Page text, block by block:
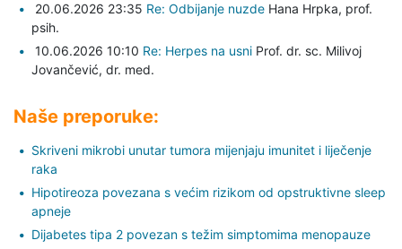
20.06.2026 23:35 Re: Odbijanje nuzde Hana Hrpka, prof.
psih.
10.06.2026 10:10 Re: Herpes na usni Prof. dr. sc. Milivoj
Jovančević, dr. med.
Naše preporuke:
Skriveni mikrobi unutar tumora mijenjaju imunitet i liječenje
raka
Hipotireoza povezana s većim rizikom od opstruktivne sleep
apneje
Dijabetes tipa 2 povezan s težim simptomima menopauze